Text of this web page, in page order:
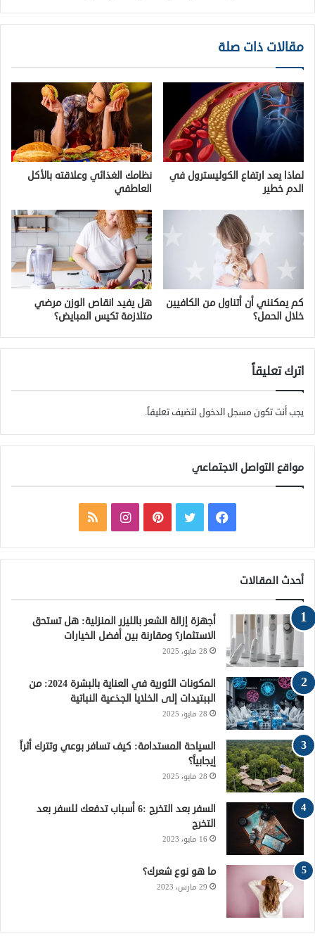
مقالات ذات صلة
لماذا يعد ارتفاع الكوليسترول في
الدم خطير
نظامك الغذائي وعلاقته بالأكل
العاطفي
كم يمكنني أن أتناول من الكافيين
خلال الحمل؟
هل يفيد انقاص الوزن مرضي
متلازمة تكيس المبايض؟
اترك تعليقاً
يجب أنت تكون مسجل الدخول لتضيف تعليقاً.
مواقع التواصل الاجتماعي
ي
ب
و
ك
و
ت
ر
ي
ت
ي
ي
ت
ن
ت
ق
ا
ل
ص
ا
م
ق
أحدث المقالات
أجهزة إزالة الشعر بالليزر المنزلية: هل تستحق
الاستثمار؟ ومقارنة بين أفضل الخيارات
28 مايو، 2025
المكونات الثورية في العناية بالبشرة 2024: من
الببتيدات إلى الخلايا الجذعية النباتية
28 مايو، 2025
السياحة المستدامة: كيف تسافر بوعي وتترك أثراً
إيجابياً؟
28 مايو، 2025
السفر بعد التخرج :6 أسباب تدفعك للسفر بعد
التخرج
16 مايو، 2023
ما هو نوع شعرك؟
29 مارس، 2023